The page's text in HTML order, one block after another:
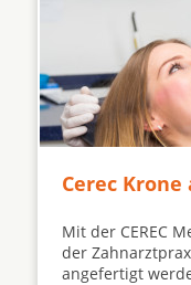
Cerec
Mit der CEREC
der
angefertigt